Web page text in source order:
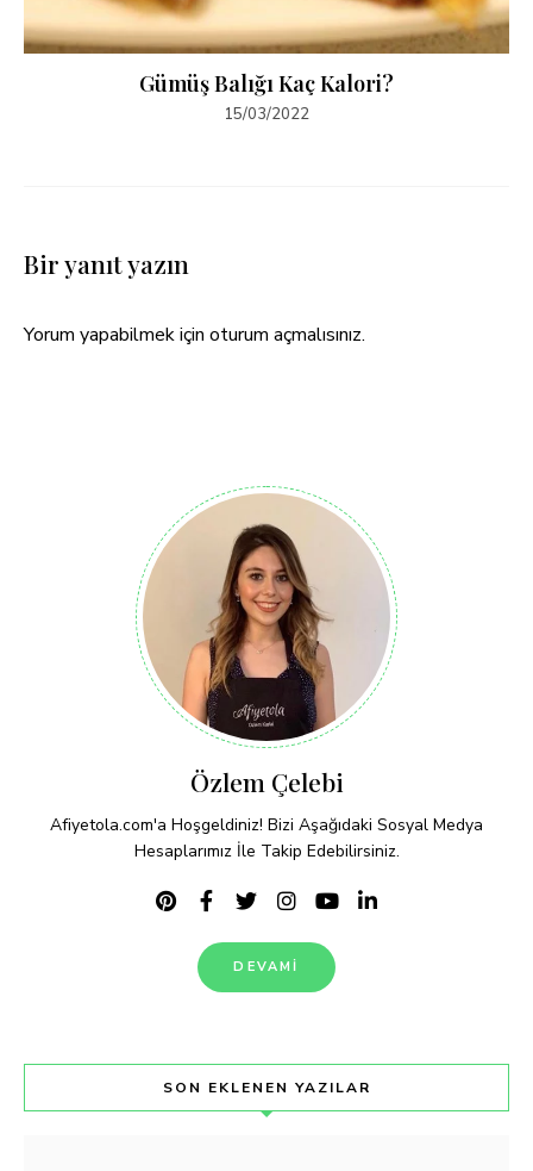
Gümüş Balığı Kaç Kalori?
15/03/2022
Bir yanıt yazın
Yorum yapabilmek için oturum açmalısınız.
Özlem Çelebi
Afiyetola.com'a Hoşgeldiniz! Bizi Aşağıdaki Sosyal Medya
Hesaplarımız İle Takip Edebilirsiniz.
DEVAMI
SON EKLENEN YAZILAR